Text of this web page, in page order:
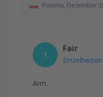
Polonia, Dezember
1
Fair
Einzelheiten
Arm.